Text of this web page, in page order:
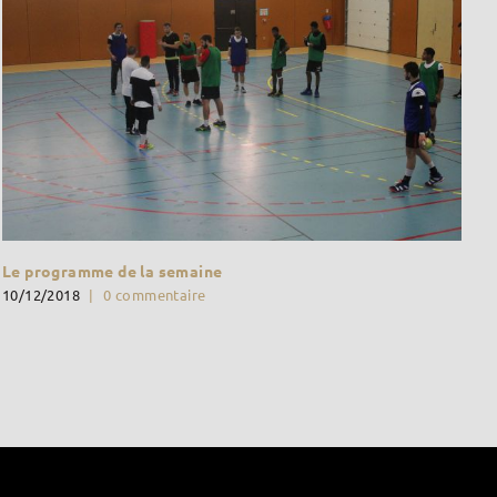
Le programme de la semaine
10/12/2018 | 0 commentaire